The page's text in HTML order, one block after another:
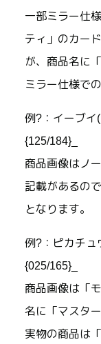
一部ミラー仕
ティ」のカー
が、商品名に
ミラー仕様で
例?：イーブイ
{125/184}_
商品画像はノ
記載があるの
となります。
例?：ピカチュ
{025/165}_
商品画像は「
名に「マスタ
実物の商品は